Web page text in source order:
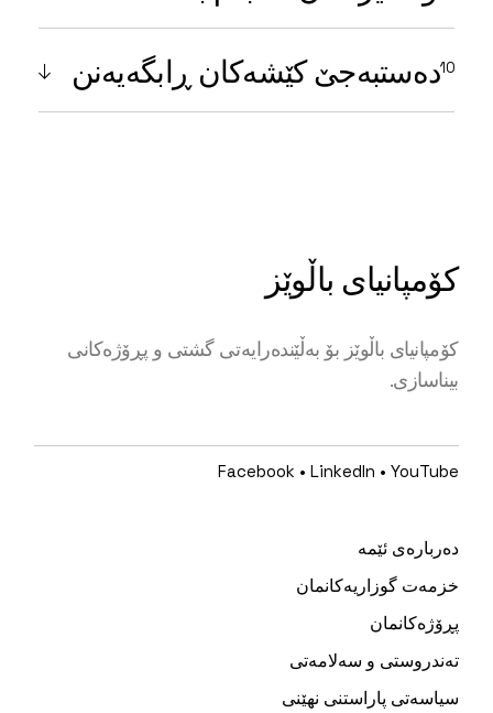
دەستبەجێ کێشەکان ڕابگەیەنن
کۆمپانیای باڵوێز
کۆمپانیای باڵوێز بۆ بەڵێندەرایەتی گشتی و پڕۆژەکانی
بیناسازی.
Facebook • LinkedIn • YouTube
دەربارەی ئێمە
خزمەت گوزاریەکانمان
پڕۆژەکانمان
تەندروستی و سەلامەتی
سیاسەتی پاراستنی نهێنی